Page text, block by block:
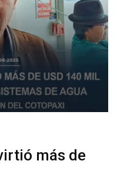
más de